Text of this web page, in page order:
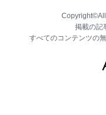
Copyright©All
掲載の記
すべてのコンテンツの